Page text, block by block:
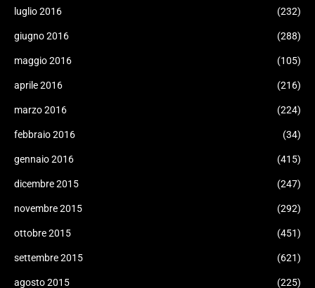
luglio 2016 (232)
giugno 2016 (288)
maggio 2016 (105)
aprile 2016 (216)
marzo 2016 (224)
febbraio 2016 (34)
gennaio 2016 (415)
dicembre 2015 (247)
novembre 2015 (292)
ottobre 2015 (451)
settembre 2015 (621)
agosto 2015 (225)